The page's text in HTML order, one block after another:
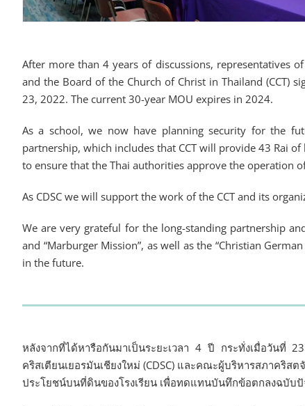
After more than 4 years of discussions, representatives
and the Board of the Church of Christ in Thailand (CCT)
23, 2022. The current 30-year MOU expires in 2024.
As a school, we now have planning security for the
partnership, which includes that CCT will provide 43 Rai
to ensure that the Thai authorities approve the operation
As CDSC we will support the work of the CCT and its
We are very grateful for the long-standing partnership
and “Marburger Mission”, as well as the “Christian
in the future.
หลังจากที่ได้หารือกันมาเป็นระยะเวลา 4 ปี กระทั่งเมื่อวันที่
คริสเตียนเยอรมันเชียงใหม่ (CDSC) และคณะผู้บริหารสภาคริส
ประโยชน์บนที่ดินของโรงเรียน เพื่อทดแทนบันทึกข้อตกลงฉบับ